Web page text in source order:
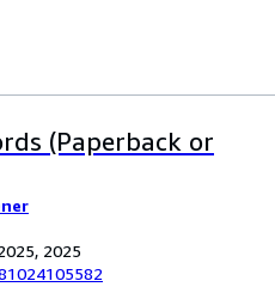
(Paperback or
2025